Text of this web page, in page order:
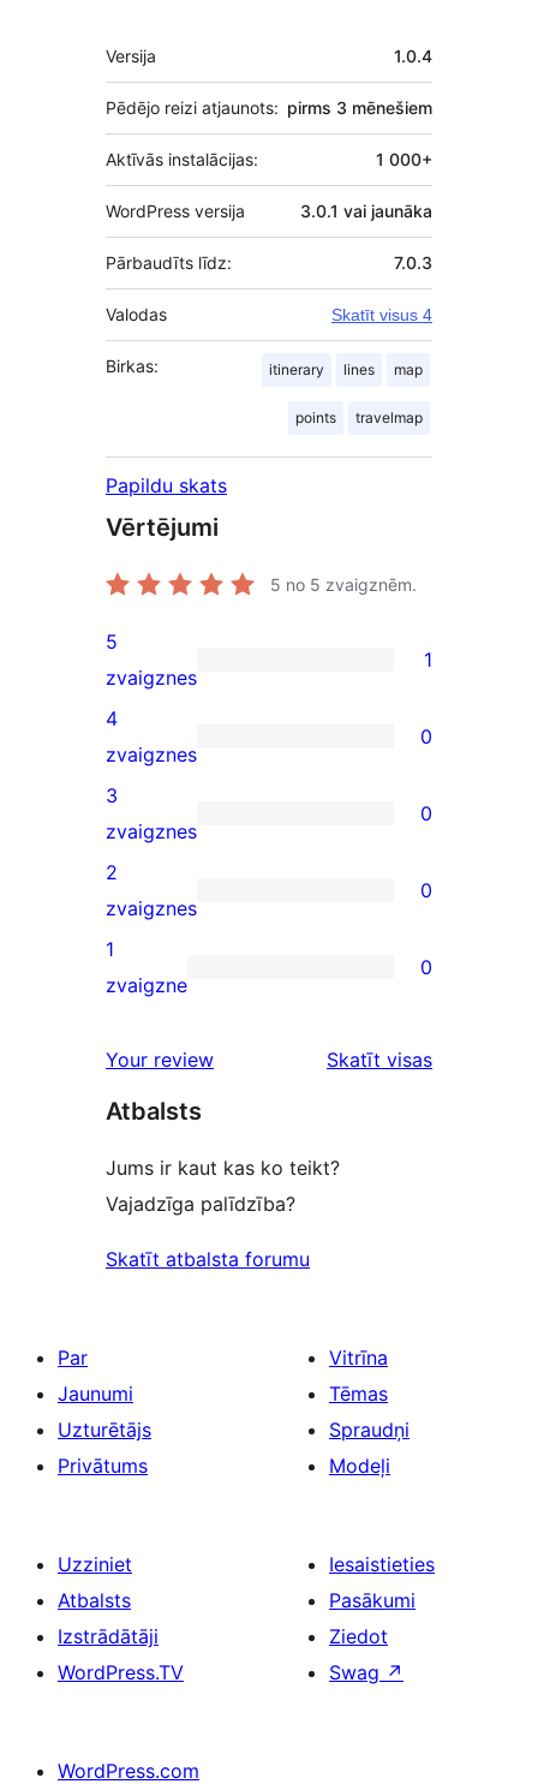
Meta
Versija 1.0.4
Pēdējo reizi atjaunots: pirms 3 mēnešiem
Aktīvās instalācijas: 1 000+
WordPress versija 3.0.1 vai jaunāka
Pārbaudīts līdz: 7.0.3
Valodas Skatīt visus 4
Birkas: itinerary lines map
points travelmap
Papildu skats
Vērtējumi
5 no 5 zvaigznēm.
1
5-
star
review
5
zvaigznes
1
0
4-
star
reviews
4
zvaigznes
0
0
3-
star
reviews
3
zvaigznes
0
0
2-
star
2
zvaigznes
0
0
star
1
zvaigzne
0
Your review
Skatīt visas
Atbalsts
Jums ir kaut kas ko teikt?
Vajadzīga palīdzība?
Skatīt atbalsta forumu
Par
Jaunumi
Uzturētājs
Privātums
Vitrīna
Tēmas
Spraudņi
Modeļi
Uzziniet
Atbalsts
Izstrādātāji
WordPress.TV
Iesaistieties
Pasākumi
Ziedot
Swag ↗
WordPress.com